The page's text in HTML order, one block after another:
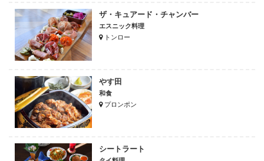
ザ・キュアード・チャンバー
エスニック料理
トンロー
やす田
和食
プロンポン
シートラート